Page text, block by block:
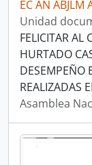
EC AN ABJLM
Unidad
FELICITAR AL
HURTADO
DESEMPEÑO
REALIZADAS
Asamblea